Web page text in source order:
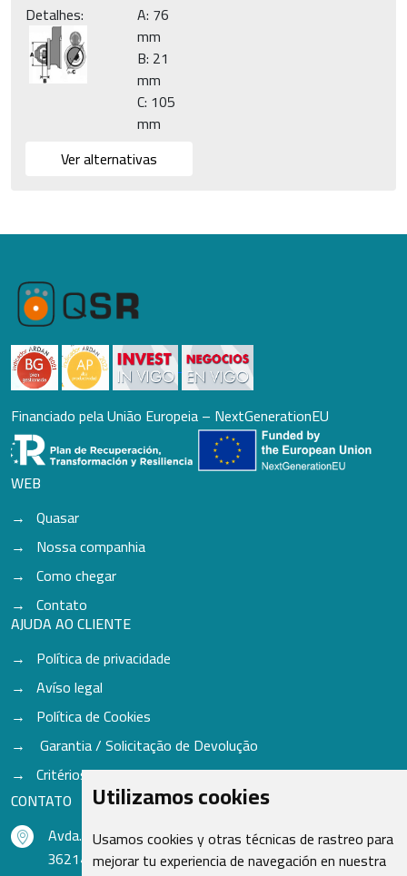
Utilizamos cookies
Usamos cookies y otras técnicas de rastreo para
mejorar tu experiencia de navegación en nuestra
Detalhes:
A: 76
mm
B: 21
mm
C: 105
mm
Ver alternativas
Financiado pela União Europeia – NextGenerationEU
WEB
Quasar
Nossa companhia
Como chegar
Contato
AJUDA AO CLIENTE
Política de privacidade
Avíso legal
Política de Cookies
Garantia / Solicitação de Devolução
Critérios para aceitação de Cores
CONTATO
Avda. do Freixo - Sardoma, 13
36214 Vigo - Pontevedra - Espanha